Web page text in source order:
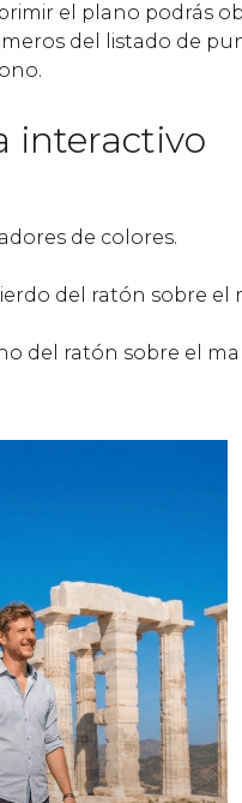
el plano podrás
del listado de
interactivo
de colores.
del ratón sobre el
del ratón sobre el